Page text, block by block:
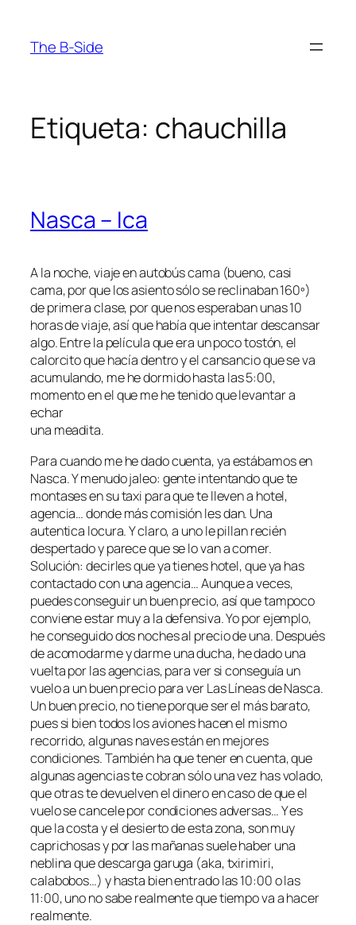
contenido
The B-Side
Etiqueta: chauchilla
Nasca – Ica
A la noche, viaje en autobús cama (bueno, casi
cama, por que los asiento sólo se reclinaban 160º)
de primera clase, por que nos esperaban unas 10
horas de viaje, así que había que intentar descansar
algo. Entre la película que era un poco tostón, el
calorcito que hacía dentro y el cansancio que se va
acumulando, me he dormido hasta las 5:00,
momento en el que me he tenido que levantar a
echar
una meadita.
Para cuando me he dado cuenta, ya estábamos en
Nasca. Y menudo jaleo: gente intentando que te
montases en su taxi para que te lleven a hotel,
agencia… donde más comisión les dan. Una
autentica locura. Y claro, a uno le pillan recién
despertado y parece que se lo van a comer.
Solución: decirles que ya tienes hotel, que ya has
contactado con una agencia… Aunque a veces,
puedes conseguir un buen precio, así que tampoco
conviene estar muy a la defensiva. Yo por ejemplo,
he conseguido dos noches al precio de una. Después
de acomodarme y darme una ducha, he dado una
vuelta por las agencias, para ver si conseguía un
vuelo a un buen precio para ver Las Líneas de Nasca.
Un buen precio, no tiene porque ser el más barato,
pues si bien todos los aviones hacen el mismo
recorrido, algunas naves están en mejores
condiciones. También ha que tener en cuenta, que
algunas agencias te cobran sólo una vez has volado,
que otras te devuelven el dinero en caso de que el
vuelo se cancele por condiciones adversas… Y es
que la costa y el desierto de esta zona, son muy
caprichosas y por las mañanas suele haber una
neblina que descarga garuga (aka, txirimiri,
calabobos…) y hasta bien entrado las 10:00 o las
11:00, uno no sabe realmente que tiempo va a hacer
realmente.